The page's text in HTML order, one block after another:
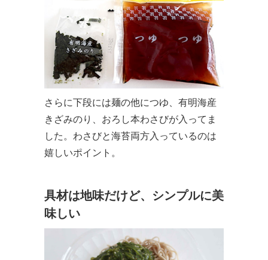
さらに下段には麺の他につゆ、有明海産
きざみのり、おろし本わさびが入ってま
した。わさびと海苔両方入っているのは
嬉しいポイント。
具材は地味だけど、シンプルに美
味しい